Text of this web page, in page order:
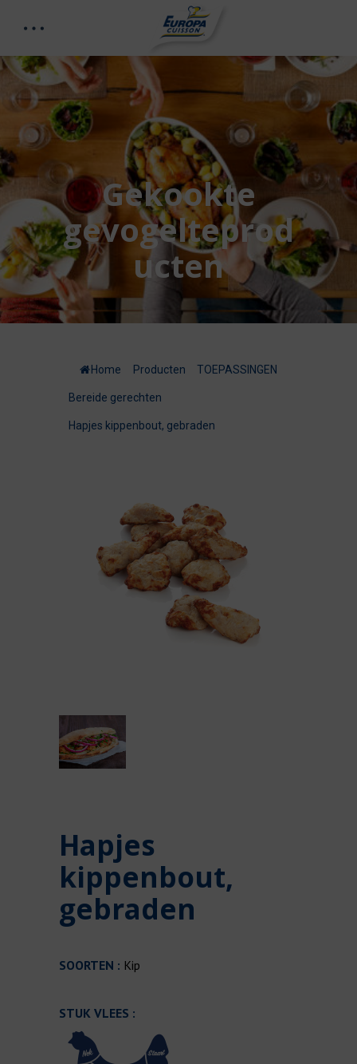
Gekookte
gevogelteprod
ucten
Home Producten TOEPASSINGEN
Bereide gerechten
Hapjes kippenbout, gebraden
Hapjes
kippenbout,
gebraden
SOORTEN : Kip
STUK VLEES :